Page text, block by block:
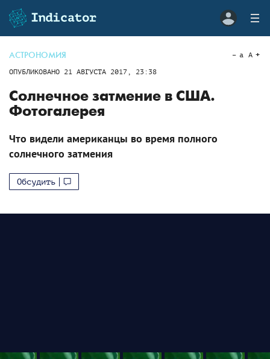
АСТРОНОМИЯ
ОПУБЛИКОВАНО 21 АВГУСТА 2017, 23:38
a A
Солнечное затмение в США.
Фотогалерея
Что видели американцы во время полного
солнечного затмения
Обсудить